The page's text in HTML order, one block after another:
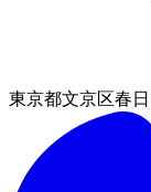
東京都文京区春